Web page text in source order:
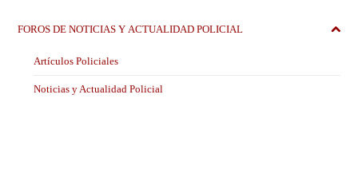
FOROS DE NOTICIAS Y ACTUALIDAD POLICIAL
Artículos Policiales
Noticias y Actualidad Policial